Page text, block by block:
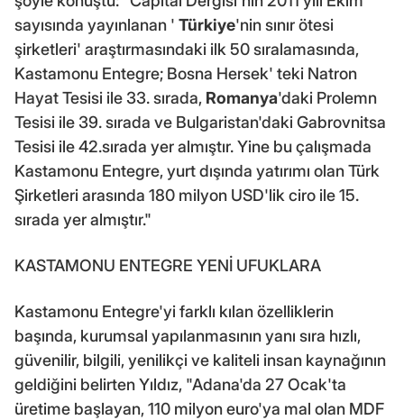
sayısında yayınlanan ' Türkiye'nin sınır ötesi
şirketleri' araştırmasındaki ilk 50 sıralamasında,
Kastamonu Entegre; Bosna Hersek' teki Natron
Hayat Tesisi ile 33. sırada, Romanya'daki Prolemn
Tesisi ile 39. sırada ve Bulgaristan'daki Gabrovnitsa
Tesisi ile 42.sırada yer almıştır. Yine bu çalışmada
Kastamonu Entegre, yurt dışında yatırımı olan Türk
Şirketleri arasında 180 milyon USD'lik ciro ile 15.
sırada yer almıştır."
KASTAMONU ENTEGRE YENİ UFUKLARA
Kastamonu Entegre'yi farklı kılan özelliklerin
başında, kurumsal yapılanmasının yanı sıra hızlı,
güvenilir, bilgili, yenilikçi ve kaliteli insan kaynağının
geldiğini belirten Yıldız, "Adana'da 27 Ocak'ta
üretime başlayan, 110 milyon euro'ya mal olan MDF